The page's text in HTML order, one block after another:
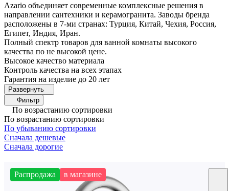
Azario объединяет современные комплексные решения в
направлении сантехники и керамогранита. Заводы бренда
расположены в 7-ми странах: Турция, Китай, Чехия, Россия,
Египет, Индия, Иран.
Полный спектр товаров для ванной комнаты высокого
качества по не высокой цене.
Высокое качество материала
Контроль качества на всех этапах
Гарантия на изделие до 20 лет
Фильтр
По возрастанию сортировки
По возрастанию сортировки
По убыванию сортировки
Сначала дешевые
Сначала дорогие
Распродажа в магазине